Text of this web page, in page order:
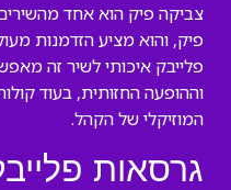
צביקה פיק הוא אחד
פיק, והוא מציע הזדמנות
פלייבק איכותי לשיר זה
וההופעה החזותית, בעוד
המוזיקלי של הקהל.
גרסאות